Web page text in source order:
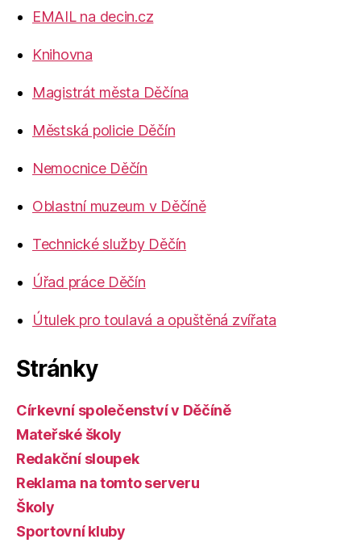
EMAIL na decin.cz
Knihovna
Magistrát města Děčína
Městská policie Děčín
Nemocnice Děčín
Oblastní muzeum v Děčíně
Technické služby Děčín
Úřad práce Děčín
Útulek pro toulavá a opuštěná zvířata
Stránky
Církevní společenství v Děčíně
Mateřské školy
Redakční sloupek
Reklama na tomto serveru
Školy
Sportovní kluby